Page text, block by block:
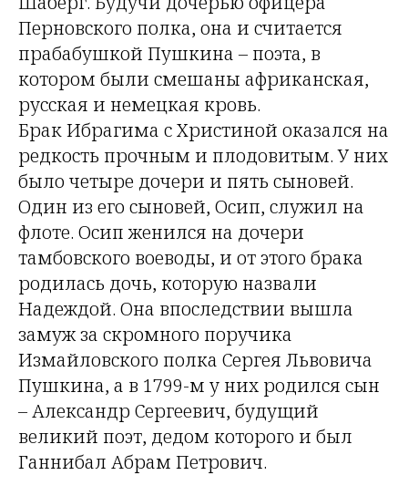
Перновского полка, она и считается
прабабушкой Пушкина – поэта, в
котором были смешаны африканская,
русская и немецкая кровь.
Брак Ибрагима с Христиной оказался на
редкость прочным и плодовитым. У них
было четыре дочери и пять сыновей.
Один из его сыновей, Осип, служил на
флоте. Осип женился на дочери
тамбовского воеводы, и от этого брака
родилась дочь, которую назвали
Надеждой. Она впоследствии вышла
замуж за скромного поручика
Измайловского полка Сергея Львовича
Пушкина, а в 1799-м у них родился сын
– Александр Сергеевич, будущий
великий поэт, дедом которого и был
Ганнибал Абрам Петрович.